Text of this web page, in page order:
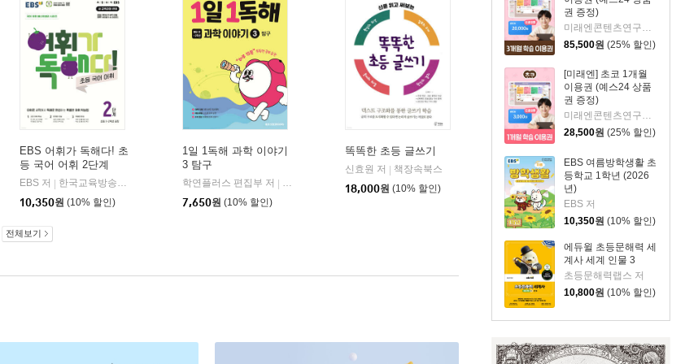
권 증정)
85,500원 (25% 할인)
[미래엔] 초코 1개월
이용권 (예스24 상품
권 증정)
미래엔콘텐츠연구회 저
28,500원 (25% 할인)
EBS 여름방학생활 초
등학교 1학년 (2026
년)
EBS 저
10,350원 (10% 할인)
에듀윌 초등문해력 세
계사 세계 인물 3
초등문해력랩스 저
10,800원 (10% 할인)
EBS 어휘가 독해다! 초
등 국어 어휘 2단계
EBS 저
한국교육방송공사
10,350원 (10% 할인)
1일 1독해 과학 이야기
3 탐구
학연플러스 편집부 저
메가스터디북스
7,650원 (10% 할인)
똑똑한 초등 글쓰기
신효원 저
책장속북스
18,000원 (10% 할인)
전체보기